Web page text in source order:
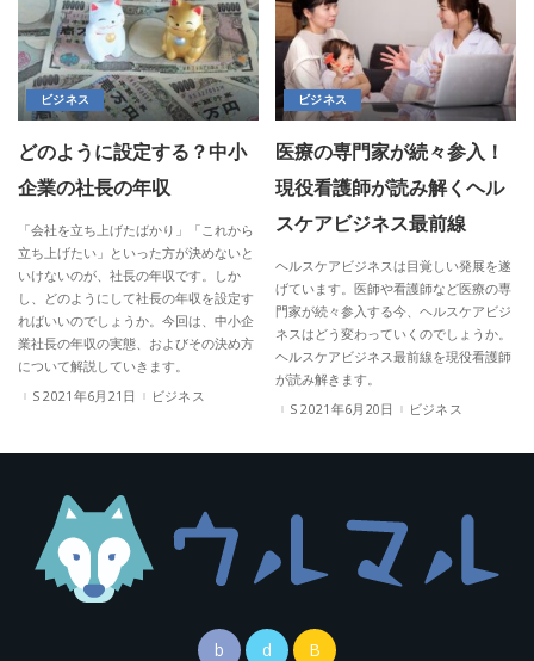
ビジネス
どのように設定する？中小
企業の社長の年収
「会社を立ち上げたばかり」「これから
立ち上げたい」といった方が決めないと
いけないのが、社長の年収です。しか
し、どのようにして社長の年収を設定す
ればいいのでしょうか。今回は、中小企
業社長の年収の実態、およびその決め方
について解説していきます。
2021年6月21日
ビジネス
ビジネス
医療の専門家が続々参入！
現役看護師が読み解くヘル
スケアビジネス最前線
ヘルスケアビジネスは目覚しい発展を遂
げています。医師や看護師など医療の専
門家が続々参入する今、ヘルスケアビジ
ネスはどう変わっていくのでしょうか。
ヘルスケアビジネス最前線を現役看護師
が読み解きます。
2021年6月20日
ビジネス